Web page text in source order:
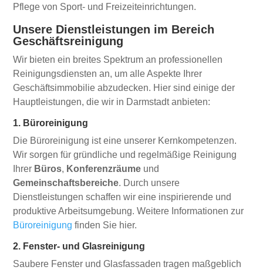
Pflege von Sport- und Freizeiteinrichtungen.
Unsere Dienstleistungen im Bereich
Geschäftsreinigung
Wir bieten ein breites Spektrum an professionellen
Reinigungsdiensten an, um alle Aspekte Ihrer
Geschäftsimmobilie abzudecken. Hier sind einige der
Hauptleistungen, die wir in Darmstadt anbieten:
1. Büroreinigung
Die Büroreinigung ist eine unserer Kernkompetenzen.
Wir sorgen für gründliche und regelmäßige Reinigung
Ihrer Büros, Konferenzräume und
Gemeinschaftsbereiche. Durch unsere
Dienstleistungen schaffen wir eine inspirierende und
produktive Arbeitsumgebung. Weitere Informationen zur
Büroreinigung finden Sie hier.
2. Fenster- und Glasreinigung
Saubere Fenster und Glasfassaden tragen maßgeblich